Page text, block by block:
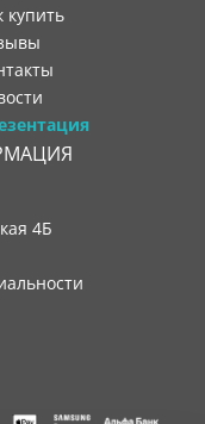
купить
4Б